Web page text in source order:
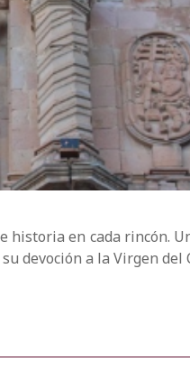
historia en cada rincón.
devoción a la Virgen del